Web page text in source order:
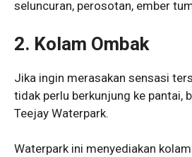
seluncuran, perosotan, ember
2. Kolam Ombak
Jika ingin merasakan sensasi
tidak perlu berkunjung ke pantai,
Teejay Waterpark.
Waterpark ini menyediakan